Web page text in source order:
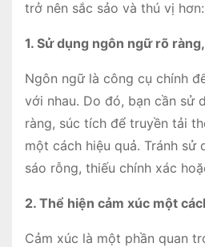
trở nên sắc sảo và thú vị hơn:
1. Sử dụng ngôn ngữ rõ
Ngôn ngữ là công cụ chính
với nhau. Do đó, bạn cần sử
ràng, súc tích để truyền tải
một cách hiệu quả. Tránh sử
sáo rỗng, thiếu chính xác
2. Thể hiện cảm xúc một
Cảm xúc là một phần quan